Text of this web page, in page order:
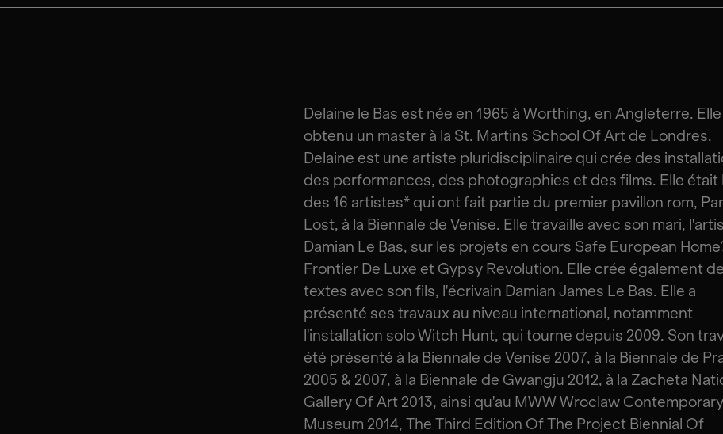
Delaine le Bas est née en 1965 à Worthing, en Angleterre. Elle
obtenu un master à la St. Martins School Of Art de Londres.
Delaine est une artiste pluridisciplinaire qui crée des
des performances, des photographies et des films. Elle était
des 16 artistes* qui ont fait partie du premier pavillon rom,
Lost, à la Biennale de Venise. Elle travaille avec son mari,
Damian Le Bas, sur les projets en cours Safe European
Frontier De Luxe et Gypsy Revolution. Elle crée également
textes avec son fils, l'écrivain Damian James Le Bas. Elle a
présenté ses travaux au niveau international, notamment
l'installation solo Witch Hunt, qui tourne depuis 2009. Son
été présenté à la Biennale de Venise 2007, à la Biennale de
2005 & 2007, à la Biennale de Gwangju 2012, à la Zacheta
Gallery Of Art 2013, ainsi qu'au MWW Wroclaw
Museum 2014, The Third Edition Of The Project Biennial Of